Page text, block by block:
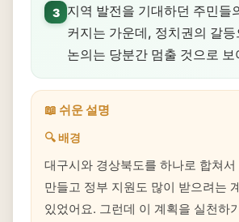
3
지역 발전을 기대하던 주민들
커지는 가운데, 정치권의 갈
논의는 당분간 멈출 것으로 보
📖 쉬운 설명
🔍 배경
대구시와 경상북도를 하나로 합쳐
만들고 정부 지원도 많이 받으려는
있었어요. 그런데 이 계획을 실천하